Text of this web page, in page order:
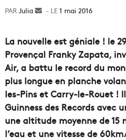
Julia
Envoyer1 mai 2016
La nouvelle est géniale ! le
Provençal Franky Zapata,
Air, a battu le record du
plus longue en planche
les-Pins et Carry-le-Rouet !
Guinness des Records avec
une altitude moyenne de 15
l’eau et une vitesse de